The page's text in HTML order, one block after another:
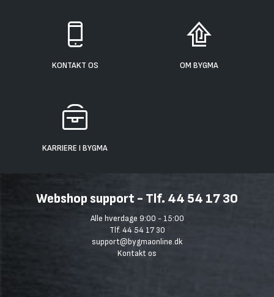
KONTAKT OS OM BYGMA
KARRIERE I BYGMA
Webshop support - Tlf. 44 54 17 30
Alle hverdage 9:00 - 15:00
Tlf. 44 54 17 30
support@bygmaonline.dk
Kontakt os